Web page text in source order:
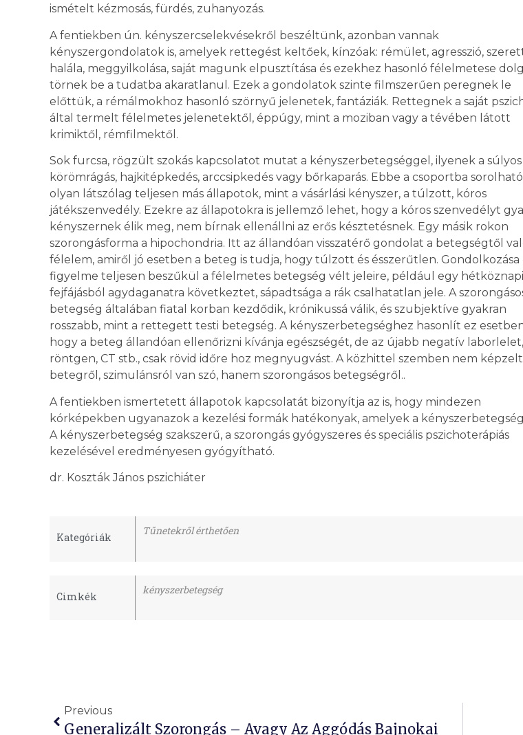
ismételt kézmosás, fürdés, zuhanyozás.
A fentiekben ún. kényszercselekvésekről beszéltünk, azonban vannak
kényszergondolatok is, amelyek rettegést keltőek, kínzóak: rémület, agresszió,
halála, meggyilkolása, saját magunk elpusztítása és ezekhez hasonló félelmetese
törnek be a tudatba akaratlanul. Ezek a gondolatok szinte filmszerűen peregnek le
előttük, a rémálmokhoz hasonló szörnyű jelenetek, fantáziák. Rettegnek a saját
által termelt félelmetes jelenetektől, éppúgy, mint a moziban vagy a tévében látott
krimiktől, rémfilmektől.
Sok furcsa, rögzült szokás kapcsolatot mutat a kényszerbetegséggel, ilyenek a súlyos
körömrágás, hajkitépkedés, arccsipkedés vagy bőrkaparás. Ebbe a csoportba
olyan látszólag teljesen más állapotok, mint a vásárlási kényszer, a túlzott, kóros
játékszenvedély. Ezekre az állapotokra is jellemző lehet, hogy a kóros szenvedélyt
kényszernek élik meg, nem bírnak ellenállni az erős késztetésnek. Egy másik rokon
szorongásforma a hipochondria. Itt az állandóan visszatérő gondolat a betegségtől
félelem, amiről jó esetben a beteg is tudja, hogy túlzott és ésszerűtlen. Gondolkozása
figyelme teljesen beszűkül a félelmetes betegség vélt jeleire, például egy hétköznapi
fejfájásból agydaganatra következtet, sápadtsága a rák csalhatatlan jele. A
betegség általában fiatal korban kezdődik, krónikussá válik, és szubjektíve gyakran
rosszabb, mint a rettegett testi betegség. A kényszerbetegséghez hasonlít ez esetben
hogy a beteg állandóan ellenőrizni kívánja egészségét, de az újabb negatív laborlelet,
röntgen, CT stb., csak rövid időre hoz megnyugvást. A közhittel szemben nem képzelt
betegről, szimulánsról van szó, hanem szorongásos betegségről..
A fentiekben ismertetett állapotok kapcsolatát bizonyítja az is, hogy mindezen
kórképekben ugyanazok a kezelési formák hatékonyak, amelyek a
A kényszerbetegség szakszerű, a szorongás gyógyszeres és speciális pszichoterápiás
kezelésével eredményesen gyógyítható.
dr. Koszták János pszichiáter
Kategóriák
Tűnetekről érthetően
Cimkék
kényszerbetegség
Previous
Generalizált Szorongás – Avagy Az Aggódás Bajnokai